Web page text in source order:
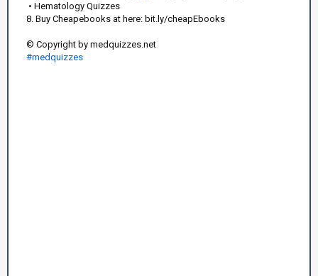
• Hematology Quizzes
8. Buy Cheapebooks at here: bit.ly/cheapEbooks
© Copyright by medquizzes.net
#medquizzes